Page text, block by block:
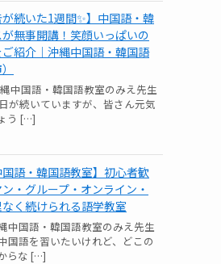
が続いた1週間✨】中国語・韓
無事開講！笑顔いっぱいの
紹介｜沖縄中国語・韓国語
中国語・韓国語教室のみえ先生
が続いていますが、皆さん元気
う […]
国語・韓国語教室】初心者歓
・グループ・オンライン・
く続けられる語学教室
中国語・韓国語教室のみえ先生
国語を習いたいけれど、どこの
らな […]